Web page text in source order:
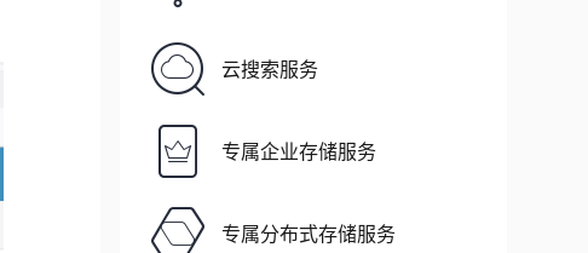
云搜索服务
专属企业存储服务
专属分布式存储服务